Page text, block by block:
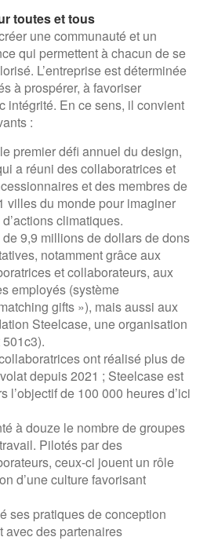
toutes et tous
une communauté et un
qui permettent à chacun de se
L’entreprise est déterminée
à prospérer, à favoriser
intégrité. En ce sens, il convient
:
premier défi annuel du design,
a réuni des collaboratrices et
et des membres de
villes du monde pour imaginer
climatiques.
de 9,9 millions de dollars de dons
notamment grâce aux
et collaborateurs, aux
employés (système
gifts »), mais aussi aux
Steelcase, une organisation
ont réalisé plus de
depuis 2021 ; Steelcase est
l’objectif de 100 000 heures d’ici
à douze le nombre de groupes
Pilotés par des
ceux-ci jouent un rôle
d’une culture favorisant
ses pratiques de conception
avec des partenaires